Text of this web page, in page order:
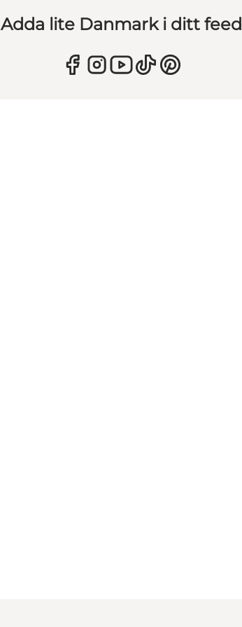
Adda lite Danmark i ditt feed